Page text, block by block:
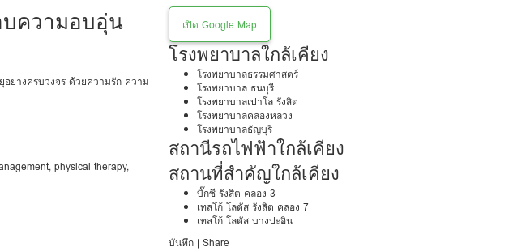
บความอบอุ่น
อย่างครบวงจร ด้วยความรัก ความ
physical therapy,
เปิด Google Map
โรงพยาบาลใกล้เคียง
โรงพยาบาลธรรมศาสตร์
โรงพยาบาล ธนบุรี
โรงพยาบาลเปาโล รังสิต
โรงพยาบาลคลองหลวง
โรงพยาบาลธัญบุรี
สถานีรถไฟฟ้าใกล้เคียง
สถานที่สำคัญใกล้เคียง
บิ๊กซี รังสิต คลอง 3
เทสโก้ โลตัส รังสิต คลอง 7
เทสโก้ โลตัส บางปะอิน
บันทึก | Share